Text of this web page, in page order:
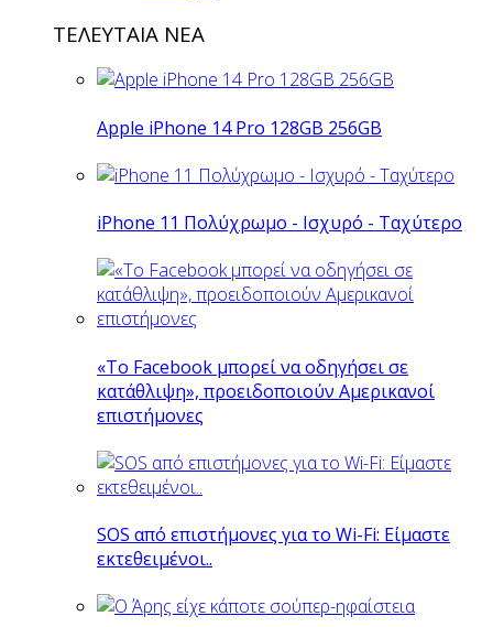
ΤΕΛΕΥΤΑΙΑ ΝΕΑ
Apple iPhone 14 Pro 128GB 256GB
iPhone 11 Πολύχρωμο - Ισχυρό - Ταχύτερο
«Το Facebook μπορεί να οδηγήσει σε
κατάθλιψη», προειδοποιούν Αμερικανοί
επιστήμονες
SOS από επιστήμονες για το Wi-Fi: Είμαστε
εκτεθειμένοι..